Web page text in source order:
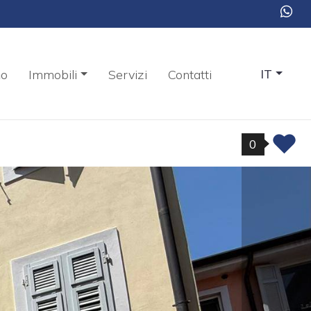
Immobili Servizi Contatti IT
0